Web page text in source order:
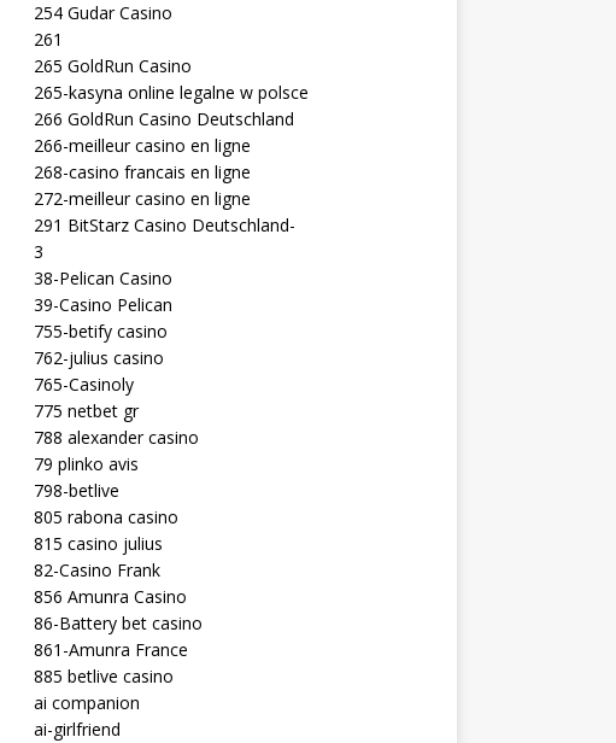
254 Gudar Casino
261
265 GoldRun Casino
265-kasyna online legalne w polsce
266 GoldRun Casino Deutschland
266-meilleur casino en ligne
268-casino francais en ligne
272-meilleur casino en ligne
291 BitStarz Casino Deutschland-
3
38-Pelican Casino
39-Casino Pelican
755-betify casino
762-julius casino
765-Casinoly
775 netbet gr
788 alexander casino
79 plinko avis
798-betlive
805 rabona casino
815 casino julius
82-Casino Frank
856 Amunra Casino
86-Battery bet casino
861-Amunra France
885 betlive casino
ai companion
ai-girlfriend